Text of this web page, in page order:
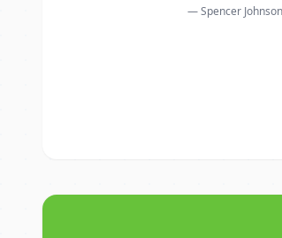
— Spencer Johnson